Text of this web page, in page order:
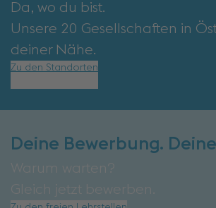
Da, wo du bist.
Unsere 20 Gesellschaften in
deiner Nähe.
Zu den Standorten
Deine Bewerbung.
Warum warten?
Gleich jetzt bewerben.